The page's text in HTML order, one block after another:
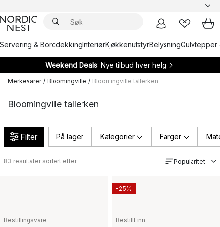
Servering & BorddekkingInteriørKjøkkenutstyrBelysningGulvtepper
Weekend Deals: Nye tilbud hver helg
Merkevarer / Bloomingville / Bloomingville tallerken
Bloomingville tallerken
Filter På lager Kategorier Farger
83 resultater sortert etter Popularitet
Bestillingsvare Bestillt inn
-25%